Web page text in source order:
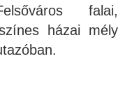
falai,
házai mély